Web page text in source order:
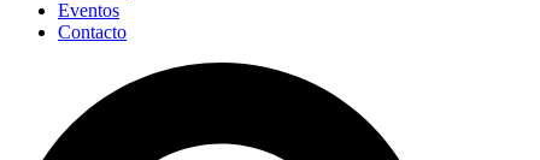
Eventos
Contacto